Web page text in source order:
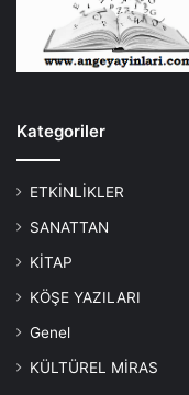
Kategoriler
ETKİNLİKLER
SANATTAN
KİTAP
KÖŞE YAZILARI
Genel
KÜLTÜREL MİRAS